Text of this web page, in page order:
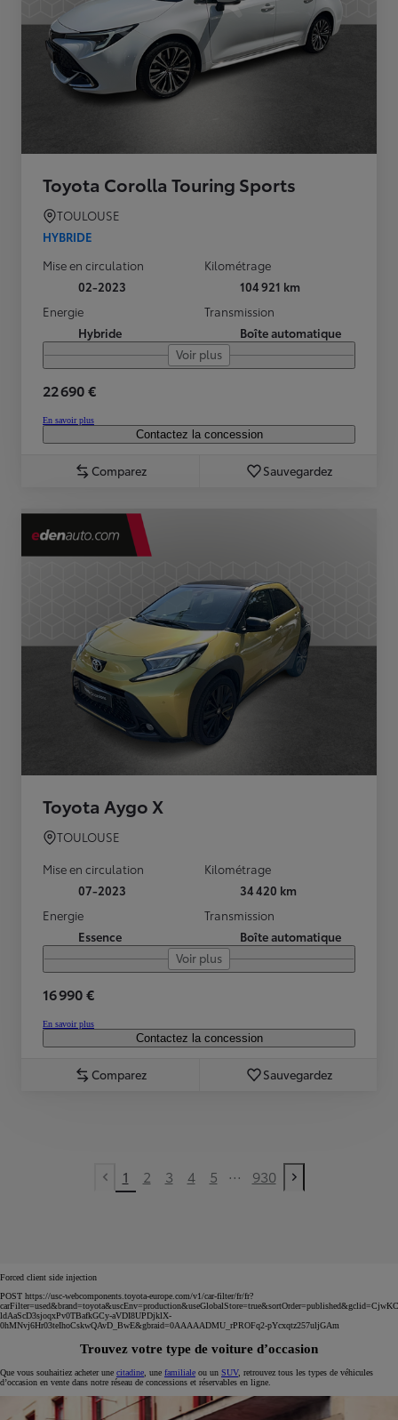
Toyota Corolla Touring Sports
TOULOUSE
HYBRIDE
Mise en circulation
02-2023
Kilométrage
104 921 km
Energie
Hybride
Transmission
Boîte automatique
Voir plus
22 690 €
En savoir plus
Contactez la concession
Comparez Sauvegardez
Toyota Aygo X
TOULOUSE
Mise en circulation
07-2023
Kilométrage
34 420 km
Energie
Essence
Transmission
Boîte automatique
Voir plus
16 990 €
En savoir plus
Contactez la concession
Comparez Sauvegardez
Previous page
1 2 3 4 5 ... 930
Next page
Forced client side injection
POST https://usc-webcomponents.toyota-europe.com/v1/car-filter/fr/fr?
ldAaScD3sjoqxPv0TBafkGCy-aVDI8UPDjklX-
0hMNvj6Hr03teIhoCskwQAvD_BwE&gbraid=0AAAAADMU_rPROFq2-pYcxqtz257uljGAm
Trouvez votre type de voiture d’occasion
Que vous souhaitiez acheter une citadine , une familiale ou un SUV, retrouvez tous les types de véhicules
d’occasion en vente dans notre réseau de concessions et réservables en ligne.